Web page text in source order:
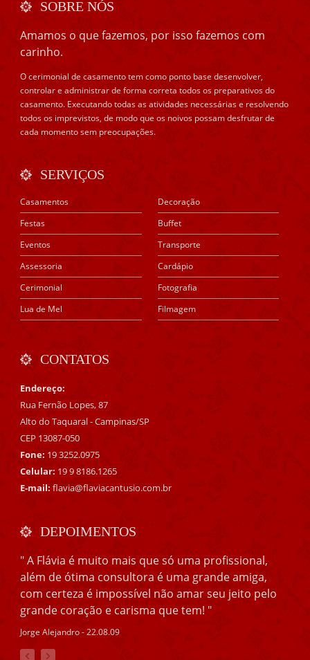
SOBRE NÓS
Amamos o que fazemos, por isso fazemos com
carinho.
O cerimonial de casamento tem como ponto base desenvolver,
controlar e administrar de forma correta todos os preparativos do
casamento. Executando todas as atividades necessárias e resolvendo
todos os imprevistos, de modo que os noivos possam desfrutar de
cada momento sem preocupações.
SERVIÇOS
Casamentos
Festas
Eventos
Assessoria
Cerimonial
Lua de Mel
Decoração
Buffet
Transporte
Cardápio
Fotografia
Filmagem
CONTATOS
Endereço:
Rua Fernão Lopes, 87
Alto do Taquaral - Campinas/SP
CEP 13087-050
Fone: 19 3252.0975
Celular: 19 9 8186.1265
E-mail: flavia@flaviacantusio.com.br
DEPOIMENTOS
" A Flávia é muito mais que só uma profissional,
além de ótima consultora é uma grande amiga,
com certeza é impossível não amar seu jeito pelo
grande coração e carisma que tem! "
Jorge Alejandro - 22.08.09